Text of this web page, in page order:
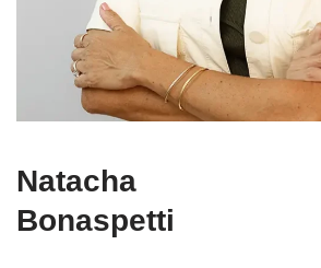
Natacha
Bonaspetti